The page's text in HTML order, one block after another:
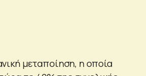
μεταποίηση, η οποία